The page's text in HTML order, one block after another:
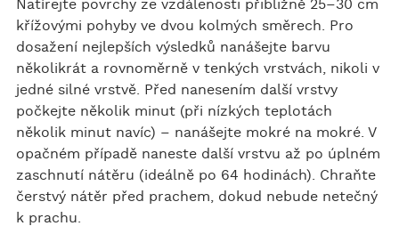
Natírejte povrchy ze vzdálenosti přibližně 25–30 cm
křížovými pohyby ve dvou kolmých směrech. Pro
dosažení nejlepších výsledků nanášejte barvu
několikrát a rovnoměrně v tenkých vrstvách, nikoli v
jedné silné vrstvě. Před nanesením další vrstvy
počkejte několik minut (při nízkých teplotách
několik minut navíc) – nanášejte mokré na mokré. V
opačném případě naneste další vrstvu až po úplném
zaschnutí nátěru (ideálně po 64 hodinách). Chraňte
čerstvý nátěr před prachem, dokud nebude netečný
k prachu.